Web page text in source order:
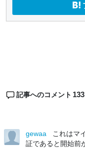
記事へのコメント 133
gewaa
これはマ
証であると開始前